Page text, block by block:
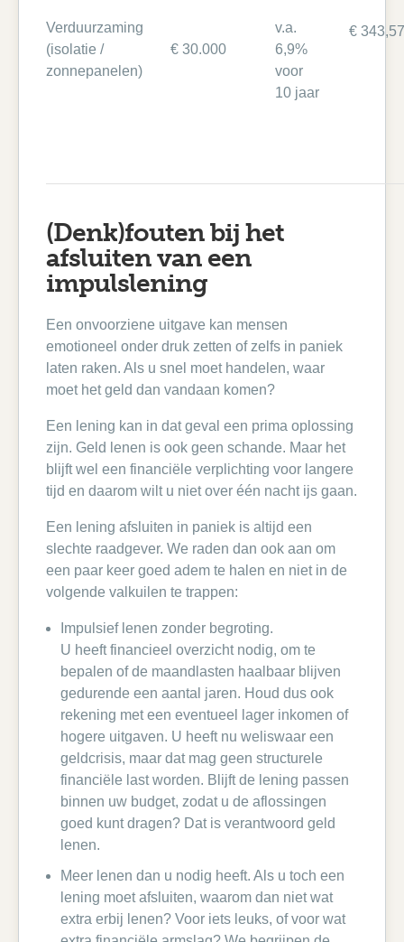
Verduurzaming
(isolatie /
zonnepanelen)
€ 30.000
v.a.
6,9%
voor
10 jaar
€ 343,57
(Denk)fouten bij het
afsluiten van een
impulslening
Een onvoorziene uitgave kan mensen
emotioneel onder druk zetten of zelfs in paniek
laten raken. Als u snel moet handelen, waar
moet het geld dan vandaan komen?
Een lening kan in dat geval een prima oplossing
zijn. Geld lenen is ook geen schande. Maar het
blijft wel een financiële verplichting voor langere
tijd en daarom wilt u niet over één nacht ijs gaan.
Een lening afsluiten in paniek is altijd een
slechte raadgever. We raden dan ook aan om
een paar keer goed adem te halen en niet in de
volgende valkuilen te trappen:
Impulsief lenen zonder begroting.
U heeft financieel overzicht nodig, om te
bepalen of de maandlasten haalbaar blijven
gedurende een aantal jaren. Houd dus ook
rekening met een eventueel lager inkomen of
hogere uitgaven. U heeft nu weliswaar een
geldcrisis, maar dat mag geen structurele
financiële last worden. Blijft de lening passen
binnen uw budget, zodat u de aflossingen
goed kunt dragen? Dat is verantwoord geld
lenen.
Meer lenen dan u nodig heeft. Als u toch een
lening moet afsluiten, waarom dan niet wat
extra erbij lenen? Voor iets leuks, of voor wat